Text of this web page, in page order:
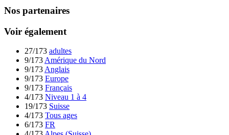
Nos partenaires
Voir également
27/173 adultes
9/173 Amérique du Nord
9/173 Anglais
9/173 Europe
9/173 Français
4/173 Niveau 1 à 4
19/173 Suisse
4/173 Tous ages
6/173 FR